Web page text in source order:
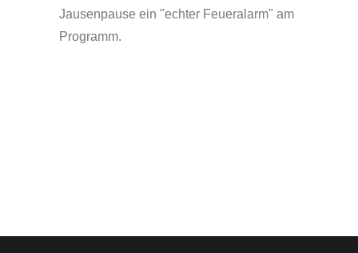
Jausenpause ein "echter Feueralarm" am
Programm.